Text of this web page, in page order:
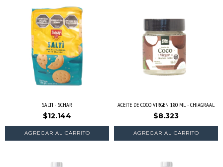
SALTI - SCHAR
$12.144
ACEITE DE COCO VIRGEN 180 ML - CHIAGRAAL
$8.323